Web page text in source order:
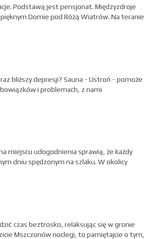
Podstawą jest pensjonat. Międzyzdroje
Domie pod Różą Wiatrów. Na teranie
bliższy depresji? Sauna - Ustroń - pomoże
i problemach, z nami
miejscu udogodnienia sprawią, że każdy
dniu spędzonym na szlaku. W okolicy
czas beztrosko, relaksując się w gronie
Mszczonów noclegi, to pamiętajcie o tym,